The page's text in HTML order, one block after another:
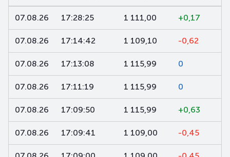
07.08.26 17:28:25 1 111,00 +0,17
07.08.26 17:14:42 1 109,10 -0,62
07.08.26 17:13:08 1 115,99 0
07.08.26 17:11:19 1 115,99 0
07.08.26 17:09:50 1 115,99 +0,63
07.08.26 17:09:41 1 109,00 -0,45